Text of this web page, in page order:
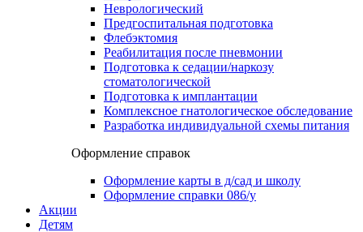
Неврологический
Предгоспитальная подготовка
Флебэктомия
Реабилитация после пневмонии
Подготовка к седации/наркозу
стоматологической
Подготовка к имплантации
Комплексное гнатологическое обследование
Разработка индивидуальной схемы питания
Оформление справок
Оформление карты в д/сад и школу
Оформление справки 086/у
Акции
Детям